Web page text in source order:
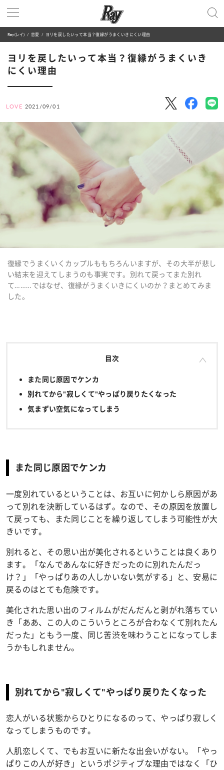
Ray(レイ) 恋愛 ヨリを戻したいって本当？復縁がうまくいきにくい理由
ヨリを戻したいって本当？復縁がうまくいき
にくい理由
LOVE 2021/09/01
復縁でうまくいくカップルももちろんいますが、その大半が悲し
い結末を迎えてしまうのも事実です。別れて戻ってまた別れ
て………ではなぜ、復縁がうまくいきにくいのか？まとめてみま
した。
目次
また同じ原因でケンカ
別れてから"寂しくて"やっぱり戻りたくなった
気まずい空気になってしまう
また同じ原因でケンカ
一度別れているということは、お互いに何かしら原因があ
って別れを決断しているはず。なので、その原因を放置し
て戻っても、また同じことを繰り返してしまう可能性が大
きいです。
別れると、その思い出が美化されるということは良くあり
ます。「なんであんなに好きだったのに別れたんだっ
け？」「やっぱりあの人しかいない気がする」と、安易に
戻るのはとても危険です。
美化された思い出のフィルムがだんだんと剥がれ落ちてい
き「ああ、この人のこういうところが合わなくて別れたん
だった」ともう一度、同じ苦渋を味わうことになってしま
うかもしれません。
別れてから"寂しくて"やっぱり戻りたくなった
恋人がいる状態からひとりになるのって、やっぱり寂しく
なってしまうものです。
人肌恋しくて、でもお互いに新たな出会いがない。「やっ
ぱりこの人が好き」というポジティブな理由ではなく「ひ